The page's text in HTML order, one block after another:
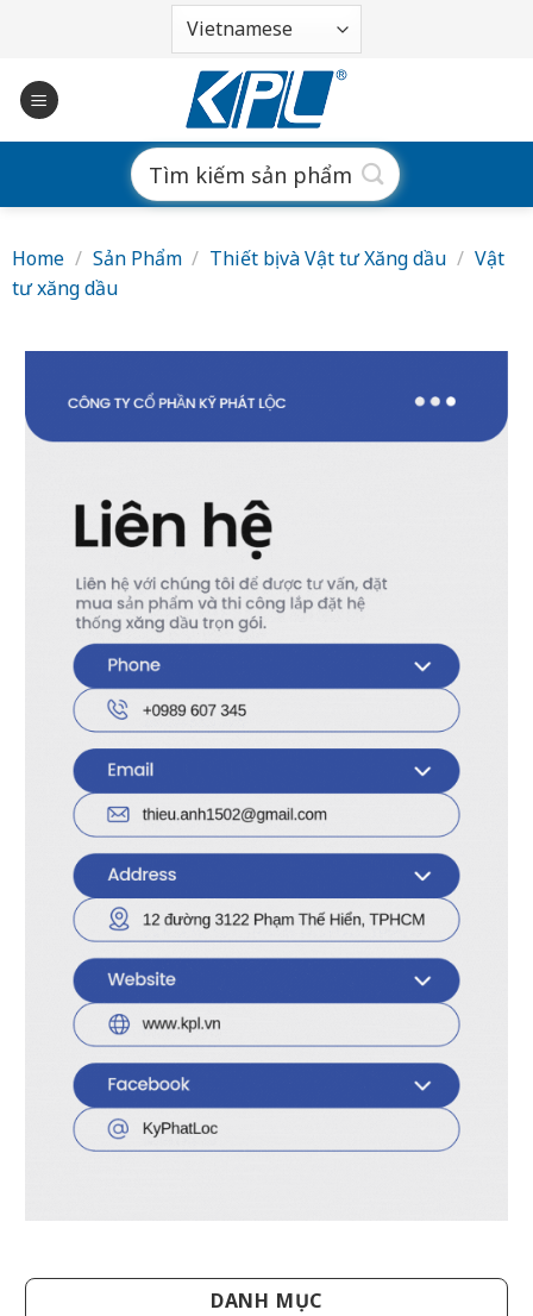
dung
Search
for:
Home / Sản Phẩm / Thiết bị và Vật tư Xăng dầu / Vật
tư xăng dầu
DANH MỤC